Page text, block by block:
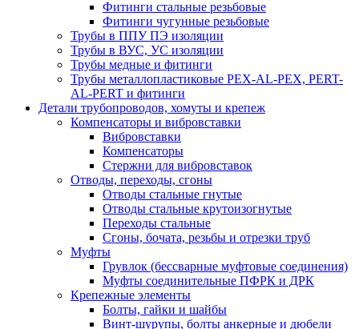
Фитинги стальные резьбовые
Фитинги чугунные резьбовые
Трубы в ППУ ПЭ изоляции
Трубы в ВУС, УС изоляции
Трубы медные и фитинги
Трубы металлопластиковые PEX-AL-PEX, PERT-
AL-PERT и фитинги
Детали трубопроводов, хомуты и крепеж
Компенсаторы и вибровставки
Вибровставки
Компенсаторы
Стержни для вибровставок
Отводы, переходы, сгоны
Отводы стальные гнутые
Отводы стальные крутоизогнутые
Переходы стальные
Сгоны, бочата, резьбы и отрезки труб
Муфты
Грувлок (бессварные муфтовые соединения)
Муфты соединительные ПФРК и ДРК
Крепежные элементы
Болты, гайки и шайбы
Винт-шурупы, болты анкерные и дюбели